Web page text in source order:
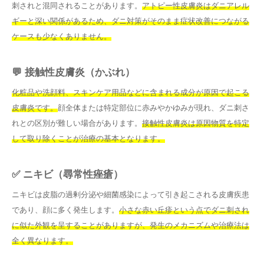
刺されと混同されることがあります。 アトピー性皮膚炎はダニアレル
ギーと深い関係があるため、ダニ対策がそのまま症状改善につながる
ケースも少なくありません。
💬 接触性皮膚炎（かぶれ）
化粧品や洗顔料、スキンケア用品などに含まれる成分が原因で起こる
皮膚炎です。顔全体または特定部位に赤みやかゆみが現れ、ダニ刺さ
れとの区別が難しい場合があります。 接触性皮膚炎は原因物質を特定
して取り除くことが治療の基本となります。
✅ ニキビ（尋常性痤瘡）
ニキビは皮脂の過剰分泌や細菌感染によって引き起こされる皮膚疾患
であり、顔に多く発生します。 小さな赤い丘疹という点でダニ刺され
に似た外観を呈することがありますが、発生のメカニズムや治療法は
全く異なります。